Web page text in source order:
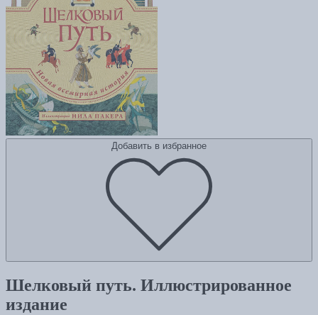
Добавить в избранное
Шелковый путь. Иллюстрированное
издание